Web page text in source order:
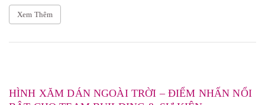
Xem Thêm
HÌNH XĂM DÁN NGOÀI TRỜI – ĐIỂM NHẤN NỔI